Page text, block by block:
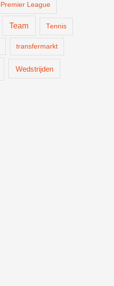
Premier League
Team Tennis
transfermarkt
Wedstrijden